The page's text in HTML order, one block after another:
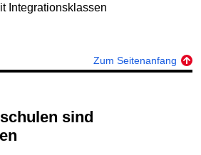
Integrationsklassen
Zum Seitenanfang